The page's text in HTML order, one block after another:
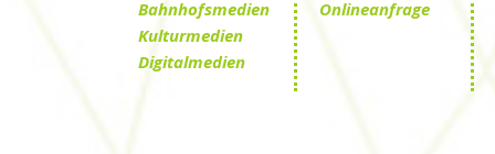
Bahnhofsmedien
Kulturmedien
Digitalmedien
Onlineanfrage